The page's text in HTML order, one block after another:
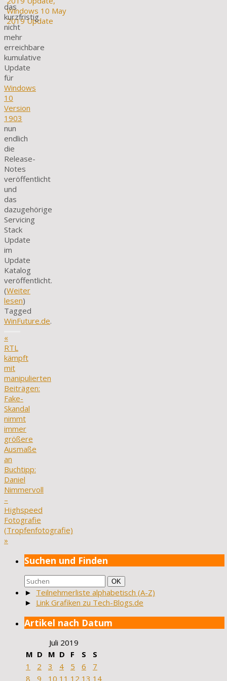
das
kurzfristig
nicht
mehr
erreichbare
kumulative
Update
für
Windows
10
Version
1903
nun
endlich
die
Release-
Notes
veröffentlicht
und
das
dazugehörige
Servicing
Stack
Update
im
Update
Katalog
veröffentlicht.
(Weiter
lesen)
Tagged
WinFuture.de.
«
RTL
kämpft
mit
manipulierten
Beiträgen:
Fake-
Skandal
nimmt
immer
größere
Ausmaße
an
Buchtipp:
Daniel
Nimmervoll
–
Highspeed
Fotografie
(Tropfenfotografie)
»
Suchen und Finden
Suchen
nach:
Suchen
OK
► Teilnehmerliste alphabetisch (A-Z)
► Link Grafiken zu Tech-Blogs.de
Artikel nach Datum
Juli 2019
M D M D F S
S
1
2 3 4 5 6
7
8
9 10 11 12 13 14